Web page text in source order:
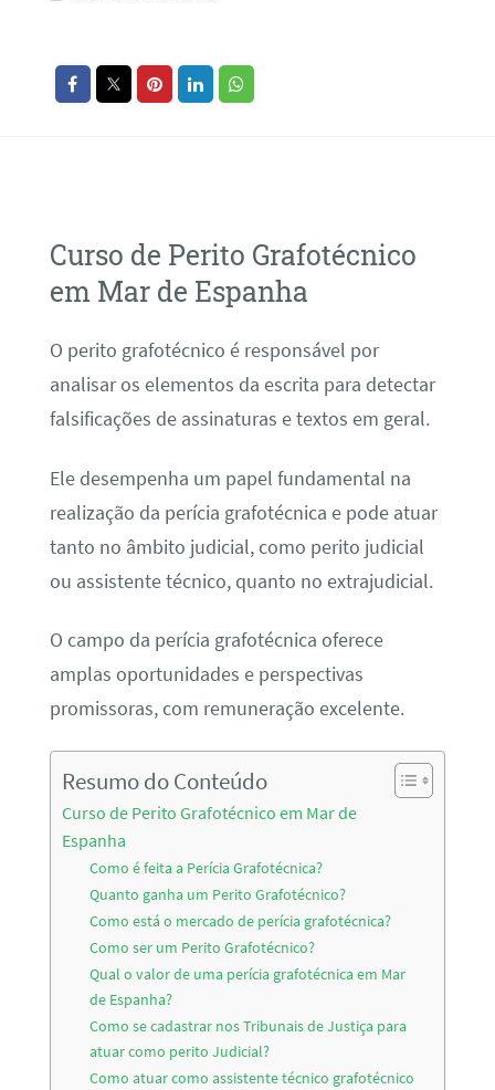
Curso de Perito Grafotécnico
em Mar de Espanha
O perito grafotécnico é responsável por
analisar os elementos da escrita para detectar
falsificações de assinaturas e textos em geral.
Ele desempenha um papel fundamental na
realização da perícia grafotécnica e pode atuar
tanto no âmbito judicial, como perito judicial
ou assistente técnico, quanto no extrajudicial.
O campo da perícia grafotécnica oferece
amplas oportunidades e perspectivas
promissoras, com remuneração excelente.
Resumo do Conteúdo
Curso de Perito Grafotécnico em Mar de
Espanha
Como é feita a Perícia Grafotécnica?
Quanto ganha um Perito Grafotécnico?
Como está o mercado de perícia grafotécnica?
Como ser um Perito Grafotécnico?
Qual o valor de uma perícia grafotécnica em Mar
de Espanha?
Como se cadastrar nos Tribunais de Justiça para
atuar como perito Judicial?
Como atuar como assistente técnico grafotécnico